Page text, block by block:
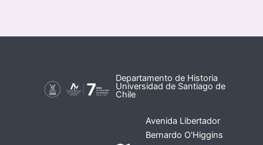
Departamento de Historia
Universidad de Santiago de
Chile
Avenida Libertador
Bernardo O'Higgins